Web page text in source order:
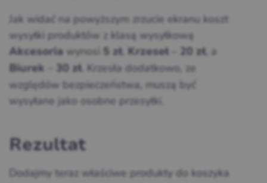
Jak widać na powyższym zrzucie ekranu koszt
wysyłki produktów z klasą wysyłkową
Akcesoria wynosi 5 zł, Krzeseł 20 zł, a
Biurek 30 zł
. Krzesła dodatkowo, ze
względów bezpieczeństwa, muszą być
wysyłane jako osobne przesyłki.
Rezultat
Dodajmy teraz właściwe produkty do koszyka